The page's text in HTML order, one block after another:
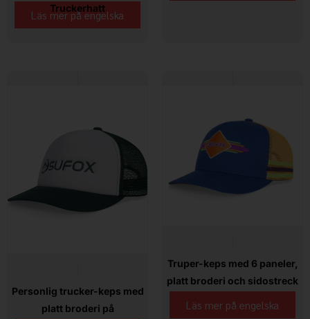
Truckerhatt
Läs mer på engelska
Personlig trucker-keps med
platt broderi på
Truper-keps med 6 paneler,
platt broderi och sidostreck
Läs mer på engelska